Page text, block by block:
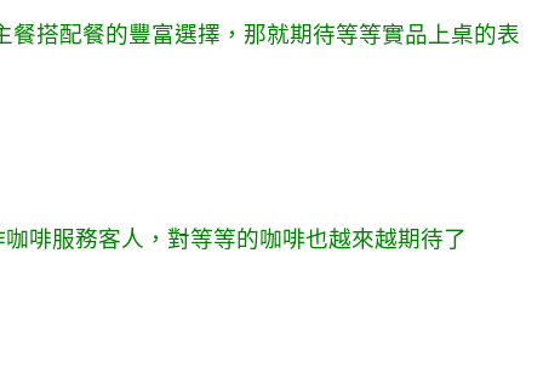
搭配餐的豐富選擇，那就期待等等實品上桌的表
啡服務客人，對等等的咖啡也越來越期待了